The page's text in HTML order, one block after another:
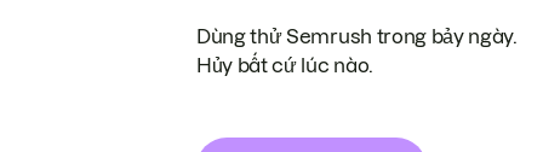
Dùng thử Semrush trong bảy ngày.
Hủy bất cứ lúc nào.